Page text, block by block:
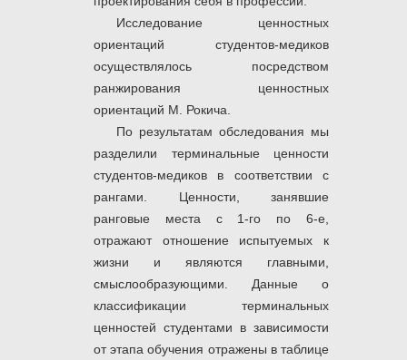
Исследование ценностных
ориентаций студентов-медиков
осуществлялось посредством
ранжирования ценностных
ориентаций М. Рокича.
По результатам обследования мы
разделили терминальные ценности
студентов-медиков в соответствии с
рангами. Ценности, занявшие
ранговые места с 1-го по 6-е,
отражают отношение испытуемых к
жизни и являются главными,
смыслообразующими. Данные о
классификации терминальных
ценностей студентами в зависимости
от этапа обучения отражены в таблице